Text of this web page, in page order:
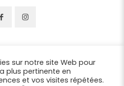
sur notre site Web pour
plus pertinente en
et vos visites répétées.